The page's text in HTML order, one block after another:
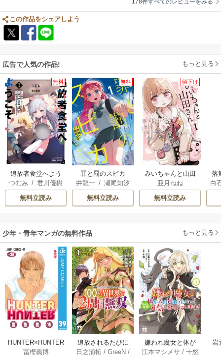
178件すべてのレビューをみる
この作品をシェアしよう
広告で人気の作品! もっと見る
無料
追放者食堂へよう
こそ！
つむみ /君川優樹
無料立読み
無料
罪と罰のスピカ
井龍一 /瀬尾知汐
無料立読み
値下げ
みいちゃんと山田
さん
亜月ねね
無料立読み
落
白
少年・青年マンガの無料作品 もっと見る
HUNTER×HUNTER
モノクロ版 39
冨樫義博
追放されるたびに
スキルを手に入れ
日之浦拓 /GreeN /
嫌われ魔女と体が
入れ替わったけれ
江本マシメサ / 十悠
岩